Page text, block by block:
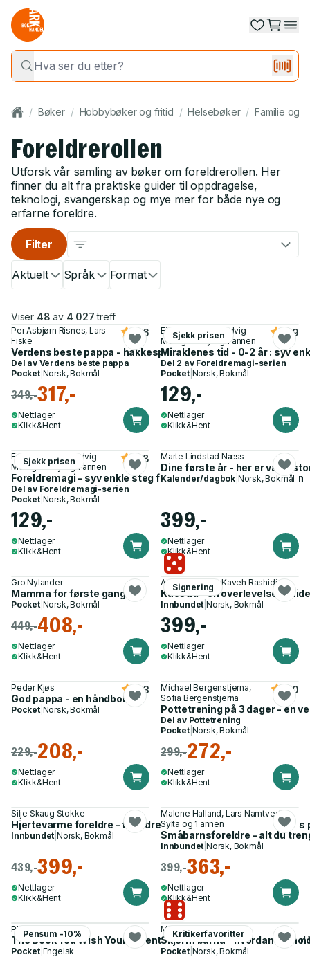
/ Bøker / Hobbybøker og fritid / Helsebøker / Familie og
Foreldrerollen
Utforsk vår samling av bøker om foreldrerollen. Her
finner du alt fra praktiske guider til oppdragelse,
teknologi, svangerskap og mye mer for både nye og
erfarne foreldre.
Aktuelt Språk Format
Filter
Viser 48 av 4 027 treff
Per Asbjørn Risnes, Lars
Fiske
Verdens beste pappa - hakkespettbok for småbarnsfedre
4.6
Del av Verdens beste pappa
Pocket| Norsk, Bokmål
349,-317,-
Nettlager
Klikk&Hent
Sjekk prisen
Eivind Sæther, Hedvig
Montgomery og 1 annen
Miraklenes tid - 0-2 år : syv
4.9
Del 2 av Foreldremagi-serien
Pocket| Norsk, Bokmål
129,-
Nettlager
Klikk&Hent
Sjekk prisen
Eivind Sæther, Hedvig
Montgomery og 1 annen
Foreldremagi - syv enkle steg for å lykkes med oppdragelsen
4.8
Del av Foreldremagi-serien
Pocket| Norsk, Bokmål
129,-
Nettlager
Klikk&Hent
Marte Lindstad Næss
Dine første år - her er vår
Kalender/dagbok Norsk, Bokmål
399,-
Nettlager
Klikk&Hent
Gro Nylander
Mamma for første gang
Pocket| Norsk, Bokmål
449,-408,-
Nettlager
Klikk&Hent
Signering
Aina Haugaard, Kaveh Rashidi
Kaostid - en
Innbundet |Norsk, Bokmål
399,-
Nettlager
Klikk&Hent
Peder Kjøs
God pappa - en håndbok
4.3
Pocket| Norsk, Bokmål
229,-208,-
Nettlager
Klikk&Hent
Michael Bergenstjerna,
Sofia Bergenstjerna
Pottetrening på 3 dager - en
5.0
Del av Pottetrening
Pocket| Norsk, Bokmål
299,-272,-
Nettlager
Klikk&Hent
Silje Skaug Stokke
Hjertevarme foreldre - foreldrestilen som er best for barnets
Innbundet |Norsk, Bokmål
439,-399,-
Nettlager
Klikk&Hent
Malene Halland, Lars Namtvedt
Sylta og 1 annen
Småbarnsforeldre - alt du
Innbundet |Norsk, Bokmål
399,-363,-
Nettlager
Klikk&Hent
Pensum -10%
Philippa Perry
The Book You Wish Your Parents Had Read (and Your Children
Pocket| Engelsk
Kritikerfavoritter
Maja Lunde
Skjerm barna - hvordan
Pocket| Norsk, Bokmål